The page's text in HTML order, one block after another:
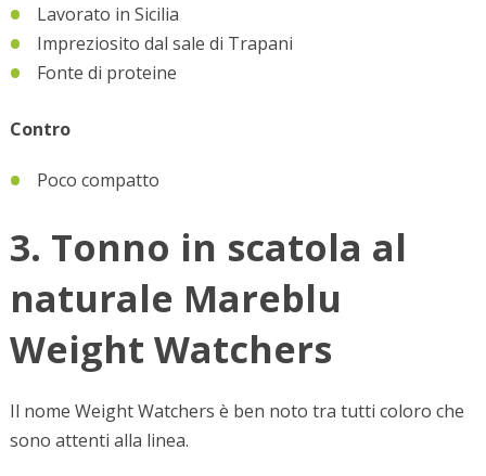
Lavorato in Sicilia
Impreziosito dal sale di Trapani
Fonte di proteine
Contro
Poco compatto
3. Tonno in scatola al
naturale Mareblu
Weight Watchers
Il nome Weight Watchers è ben noto tra tutti coloro che
sono attenti alla linea.